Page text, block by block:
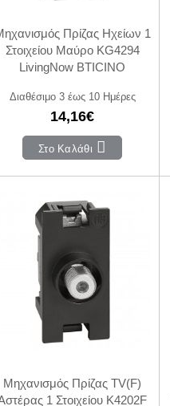
Πρίζας Ηχείων 1
Στοιχείου Μαύρο KG4294
LivingNow BTICINO
Διαθέσιμο 3 έως 10 Ημέρες
14,16€
Στο Καλάθι
Μηχανισμός Πρίζας TV(F)
1 Στοιχείου K4202F